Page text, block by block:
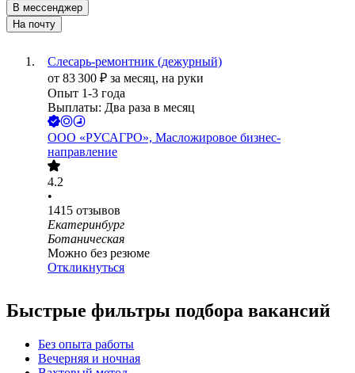
В мессенджер
На почту
Слесарь-ремонтник (дежурный)
от 83 300 ₽ за месяц, на руки
Опыт 1-3 года
Выплаты: Два раза в месяц
ООО «РУСАГРО», Масложировое бизнес-
направление
4.2
•
1415 отзывов
Екатеринбург
Ботаническая
Можно без резюме
Откликнуться
Быстрые фильтры подбора вакансий
Без опыта работы
Вечерняя и ночная